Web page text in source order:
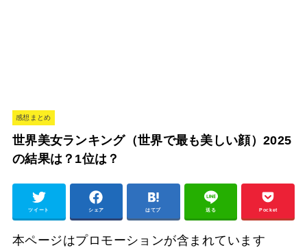
感想まとめ
世界美女ランキング（世界で最も美しい顔）2025
の結果は？1位は？
ツイート シェア はてブ 送る Pocket
本ページはプロモーションが含まれています